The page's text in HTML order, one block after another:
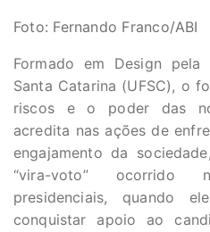
Foto: Fernando Franco/ABI
Formado em Design pela
Santa Catarina (UFSC), o
riscos e o poder das
acredita nas ações de
engajamento da
“vira-voto” ocorrido
presidenciais, quando
conquistar apoio ao